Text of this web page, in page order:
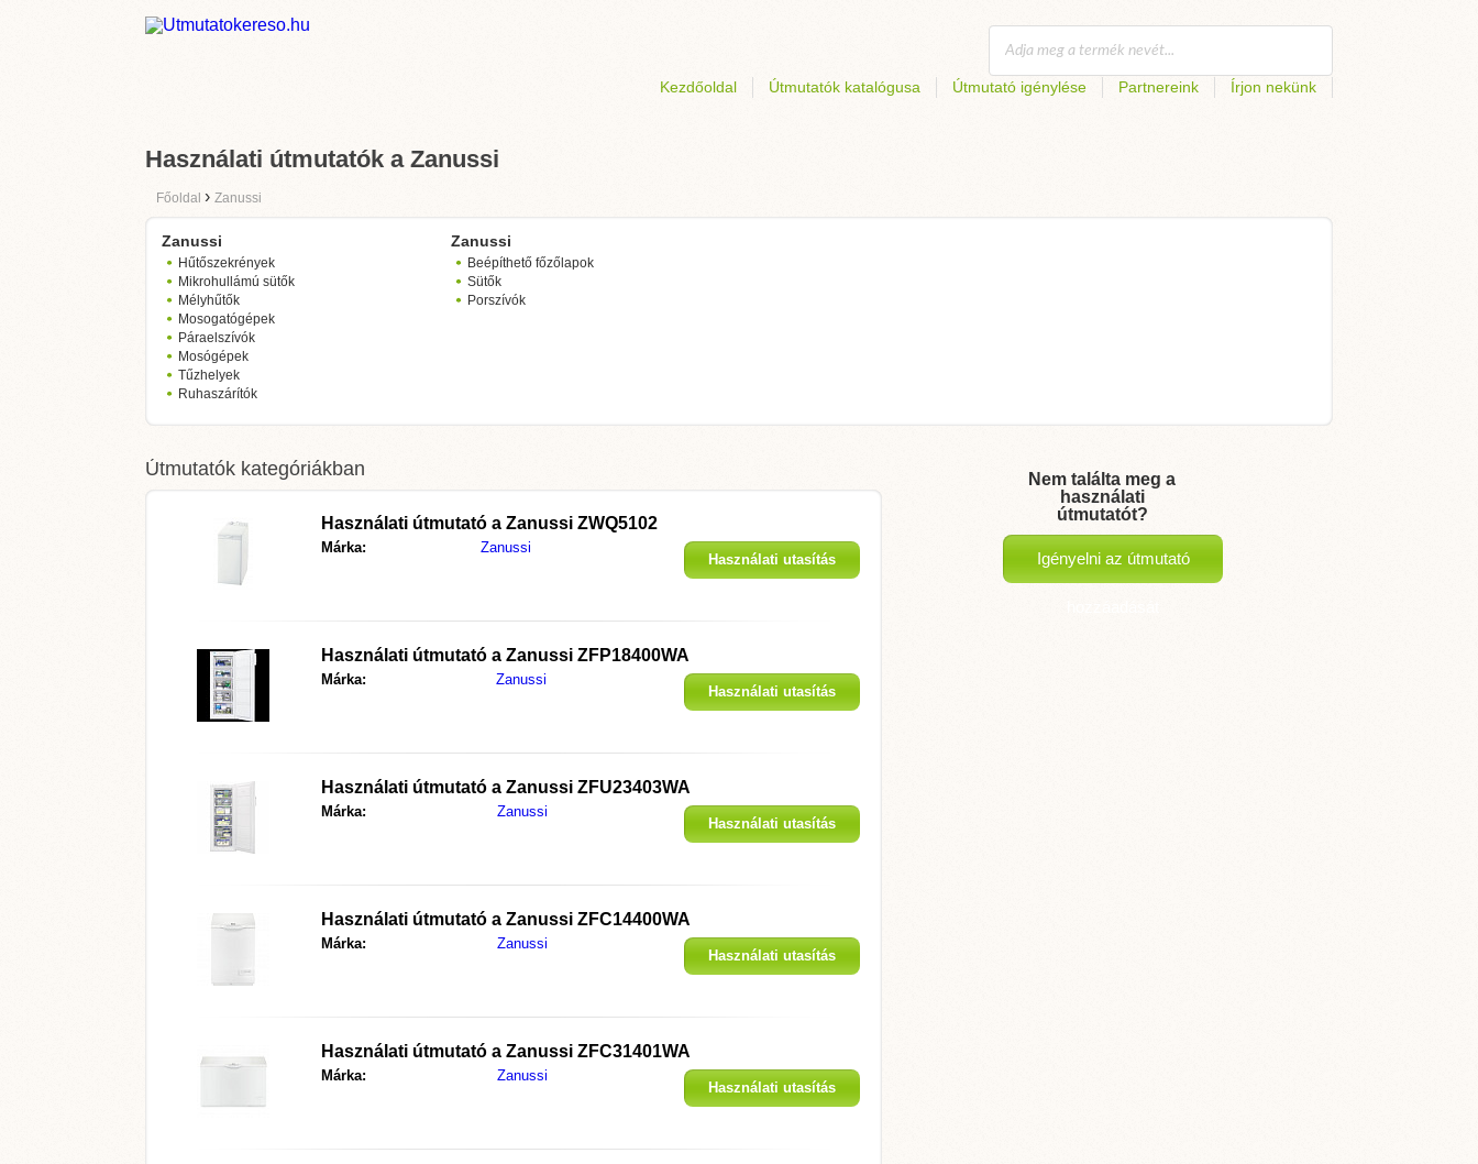
Kezdőoldal Útmutatók katalógusa Útmutató igénylése Partnereink Írjon nekünk
Használati útmutatók a Zanussi
Főoldal › Zanussi
Zanussi
Hűtőszekrények
Mikrohullámú sütők
Mélyhűtők
Mosogatógépek
Páraelszívók
Mosógépek
Tűzhelyek
Ruhaszárítók
Zanussi
Beépíthető főzőlapok
Sütők
Porszívók
Útmutatók kategóriákban
Használati útmutató a Zanussi ZWQ5102
Márka: Zanussi
Használati utasítás
Használati útmutató a Zanussi ZFP18400WA
Márka: Zanussi
Használati utasítás
Használati útmutató a Zanussi ZFU23403WA
Márka: Zanussi
Használati utasítás
Használati útmutató a Zanussi ZFC14400WA
Márka: Zanussi
Használati utasítás
Használati útmutató a Zanussi ZFC31401WA
Márka: Zanussi
Használati utasítás
Nem találta meg a
használati
útmutatót?
Igényelni az útmutató